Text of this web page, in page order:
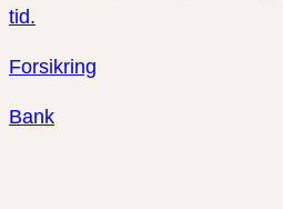
tid.
Forsikring
Bank